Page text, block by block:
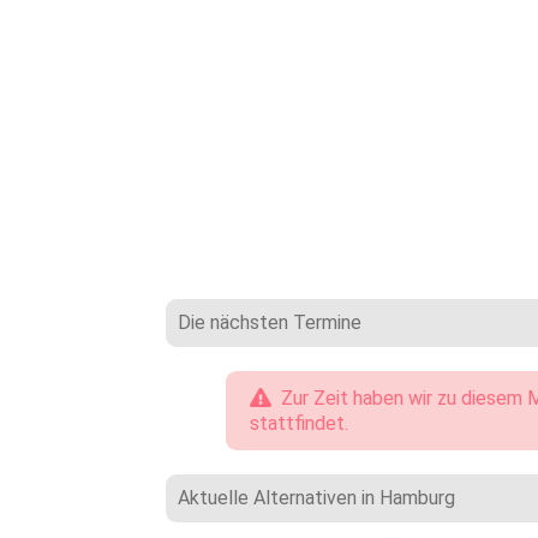
Die nächsten Termine
Zur Zeit haben wir zu diesem
stattfindet.
Aktuelle Alternativen in Hamburg